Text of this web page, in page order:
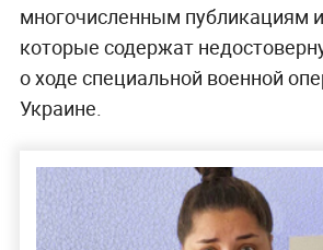
многочисленным публикациям
которые содержат
о ходе специальной военной
Украине.